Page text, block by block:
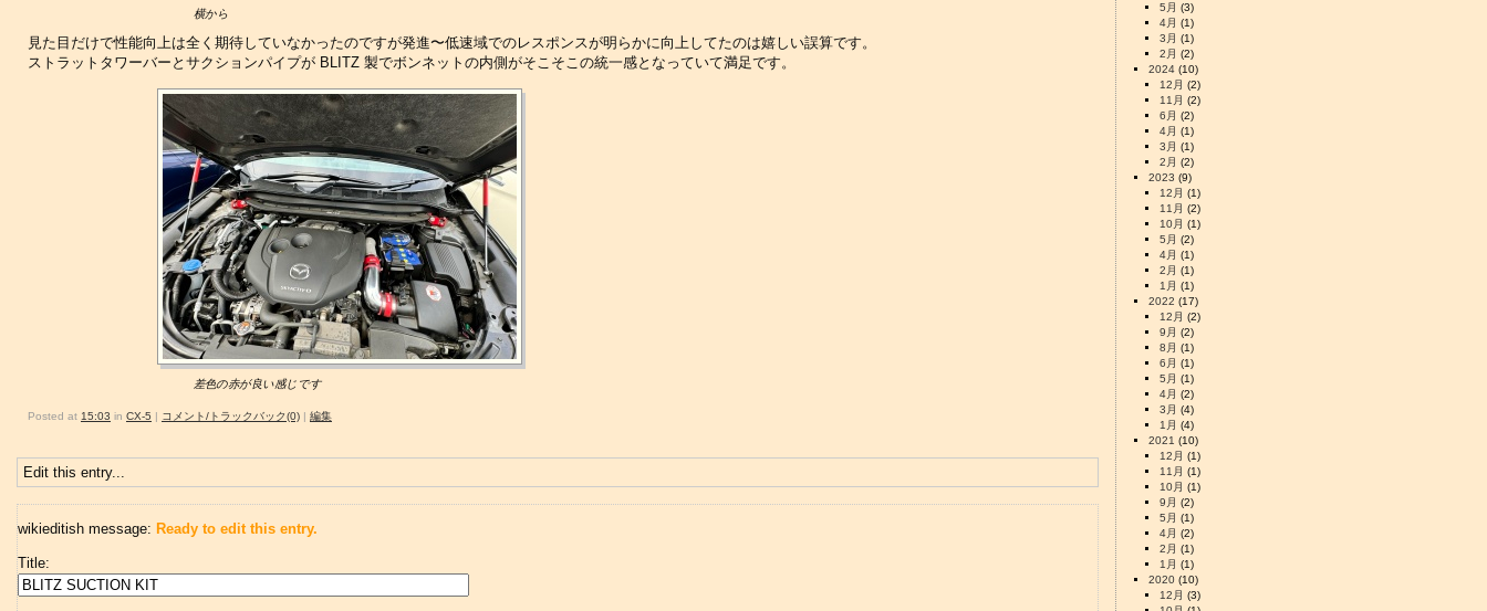
横から
見た目だけで性能向上は全く期待していなかったのですが発進〜低速域でのレスポンスが明らかに向上してたのは嬉しい誤算です。
ストラットタワーバーとサクションパイプが BLITZ 製でボンネットの内側がそこそこの統一感となっていて満足です。
差色の赤が良い感じです
Posted at 15:03 in CX-5 | コメント/トラックバック(0) | 編集
Edit this entry...
wikieditish message: Ready to edit this entry.
Title:
5月 (3)
4月 (1)
3月 (1)
2月 (2)
2024 (10)
12月 (2)
11月 (2)
6月 (2)
4月 (1)
3月 (1)
2月 (2)
2023 (9)
12月 (1)
11月 (2)
10月 (1)
5月 (2)
4月 (1)
2月 (1)
1月 (1)
2022 (17)
12月 (2)
9月 (2)
8月 (1)
6月 (1)
5月 (1)
4月 (2)
3月 (4)
1月 (4)
2021 (10)
12月 (1)
11月 (1)
10月 (1)
9月 (2)
5月 (1)
4月 (2)
2月 (1)
1月 (1)
2020 (10)
12月 (3)